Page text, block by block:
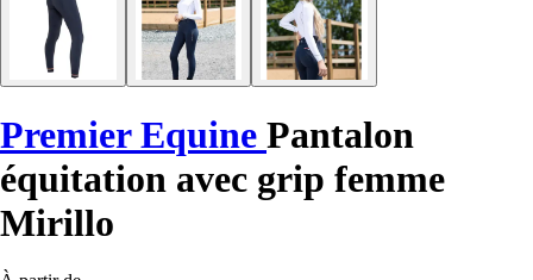
Premier Equine Pantalon
équitation avec grip femme
Mirillo